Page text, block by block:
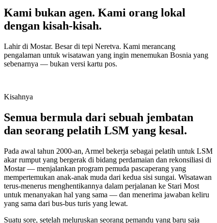
Kami bukan agen. Kami orang lokal
dengan kisah-kisah.
Lahir di Mostar. Besar di tepi Neretva. Kami merancang
pengalaman untuk wisatawan yang ingin menemukan Bosnia yang
sebenarnya — bukan versi kartu pos.
Kisahnya
Semua bermula dari sebuah jembatan
dan seorang pelatih LSM yang kesal.
Pada awal tahun 2000-an, Armel bekerja sebagai pelatih untuk LSM
akar rumput yang bergerak di bidang perdamaian dan rekonsiliasi di
Mostar — menjalankan program pemuda pascaperang yang
mempertemukan anak-anak muda dari kedua sisi sungai. Wisatawan
terus-menerus menghentikannya dalam perjalanan ke Stari Most
untuk menanyakan hal yang sama — dan menerima jawaban keliru
yang sama dari bus-bus turis yang lewat.
Suatu sore, setelah meluruskan seorang pemandu yang baru saja